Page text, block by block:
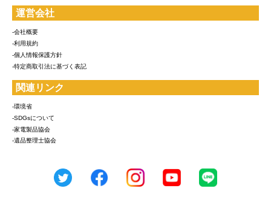
運営会社
-会社概要
-利用規約
-個人情報保護方針
-特定商取引法に基づく表記
関連リンク
-環境省
-SDGsについて
-家電製品協会
-遺品整理士協会